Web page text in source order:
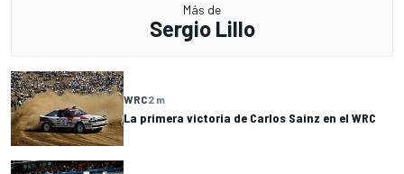
Más de
Sergio Lillo
WRC2 m
La primera victoria de Carlos Sainz en el WRC